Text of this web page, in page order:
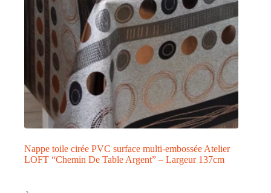
page
produit
Nappe toile cirée PVC surface multi-embossée Atelier
LOFT “Chemin De Table Argent” – Largeur 137cm